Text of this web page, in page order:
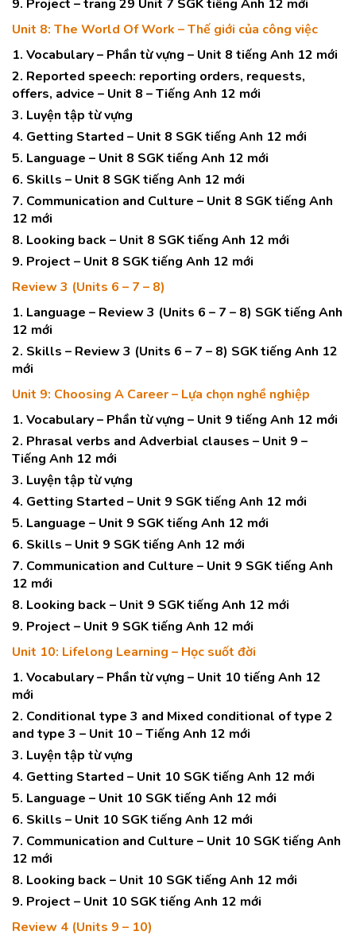
9. Project – trang 29 Unit 7 SGK tiếng Anh 12 mới
Unit 8: The World Of Work – Thế giới của công việc
1. Vocabulary – Phần từ vựng – Unit 8 tiếng Anh 12 mới
2. Reported speech: reporting orders, requests,
offers, advice – Unit 8 – Tiếng Anh 12 mới
3. Luyện tập từ vựng
4. Getting Started – Unit 8 SGK tiếng Anh 12 mới
5. Language – Unit 8 SGK tiếng Anh 12 mới
6. Skills – Unit 8 SGK tiếng Anh 12 mới
7. Communication and Culture – Unit 8 SGK tiếng Anh
12 mới
8. Looking back – Unit 8 SGK tiếng Anh 12 mới
9. Project – Unit 8 SGK tiếng Anh 12 mới
Review 3 (Units 6 – 7 – 8)
1. Language – Review 3 (Units 6 – 7 – 8) SGK tiếng Anh
12 mới
2. Skills – Review 3 (Units 6 – 7 – 8) SGK tiếng Anh 12
mới
Unit 9: Choosing A Career – Lựa chọn nghề nghiệp
1. Vocabulary – Phần từ vựng – Unit 9 tiếng Anh 12 mới
2. Phrasal verbs and Adverbial clauses – Unit 9 –
Tiếng Anh 12 mới
3. Luyện tập từ vựng
4. Getting Started – Unit 9 SGK tiếng Anh 12 mới
5. Language – Unit 9 SGK tiếng Anh 12 mới
6. Skills – Unit 9 SGK tiếng Anh 12 mới
7. Communication and Culture – Unit 9 SGK tiếng Anh
12 mới
8. Looking back – Unit 9 SGK tiếng Anh 12 mới
9. Project – Unit 9 SGK tiếng Anh 12 mới
Unit 10: Lifelong Learning – Học suốt đời
1. Vocabulary – Phần từ vựng – Unit 10 tiếng Anh 12
mới
2. Conditional type 3 and Mixed conditional of type 2
and type 3 – Unit 10 – Tiếng Anh 12 mới
3. Luyện tập từ vựng
4. Getting Started – Unit 10 SGK tiếng Anh 12 mới
5. Language – Unit 10 SGK tiếng Anh 12 mới
6. Skills – Unit 10 SGK tiếng Anh 12 mới
7. Communication and Culture – Unit 10 SGK tiếng Anh
12 mới
8. Looking back – Unit 10 SGK tiếng Anh 12 mới
9. Project – Unit 10 SGK tiếng Anh 12 mới
Review 4 (Units 9 – 10)